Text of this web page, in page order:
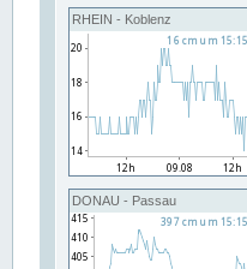
RHEIN - Koblenz
DONAU - Passau